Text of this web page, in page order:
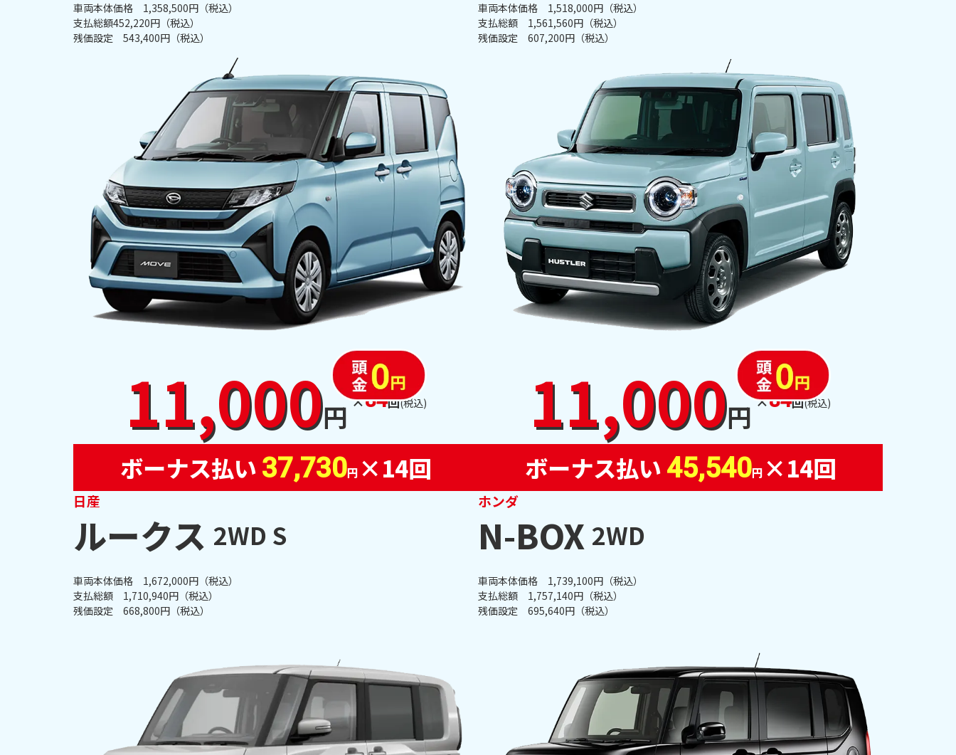
車両本体価格 1,358,500円（税込）
支払総額452,220円（税込）
残価設定 543,400円（税込）
11,000円 ×84回(税込)
ボーナス払い 37,730円 ×14回
車両本体価格 1,518,000円（税込）
支払総額 1,561,560円（税込）
残価設定 607,200円（税込）
11,000円 ×84回(税込)
ボーナス払い 45,540円 ×14回
日産
ルークス 2WD S
車両本体価格 1,672,000円（税込）
支払総額 1,710,940円（税込）
残価設定 668,800円（税込）
ホンダ
N-BOX 2WD
車両本体価格 1,739,100円（税込）
支払総額 1,757,140円（税込）
残価設定 695,640円（税込）